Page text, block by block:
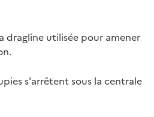
dragline utilisée pour amener
s'arrêtent sous la centrale